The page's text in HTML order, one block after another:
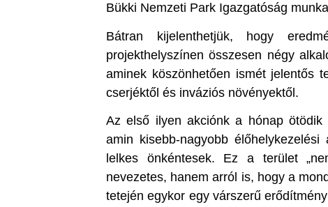
Bükki Nemzeti Park Igazgatóság
Bátran kijelenthetjük, hogy
projekthelyszínen összesen négy
aminek köszönhetően ismét jelentős
cserjéktől és inváziós növényektől.
Az első ilyen akciónk a hónap
amin kisebb-nagyobb
lelkes önkéntesek. Ez a terület
nevezetes, hanem arról is, hogy a
tetején egykor egy várszerű